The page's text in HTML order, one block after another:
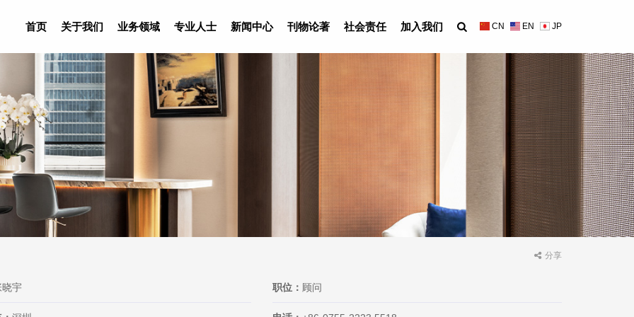
首页 关于我们 业务领域 专业人士 新闻中心 刊物论著 社会责任 加入我们 CN EN JP
分享
宇 职位： 顾问